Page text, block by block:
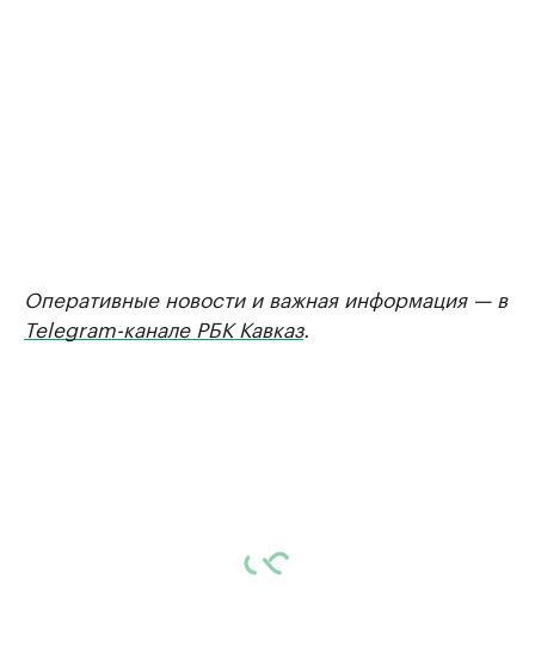
Оперативные новости и важная информация — в
Telegram-канале РБК Кавказ.